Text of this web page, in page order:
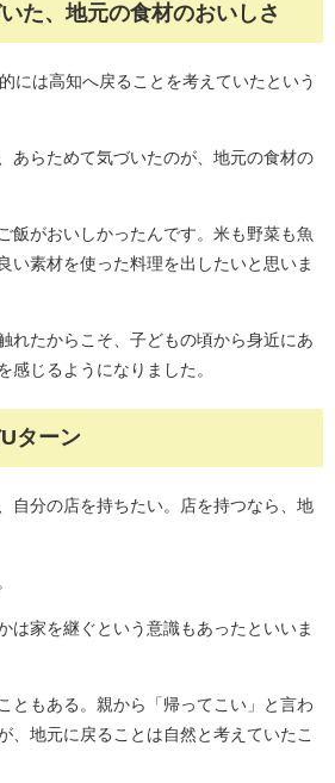
た、地元の食材のおいしさ​
には高知へ戻ることを考えていたという
あらためて気づいたのが、地元の食材の
飯がおいしかったんです。米も野菜も魚
い素材を使った料理を出したいと思いま
れたからこそ、子どもの頃から身近にあ
感じるようになりました。
ターン​
自分の店を持ちたい。店を持つなら、地
は家を継ぐという意識もあったといいま
ともある。親から「帰ってこい」と言わ
、地元に戻ることは自然と考えていたこ